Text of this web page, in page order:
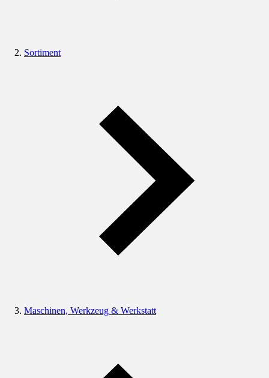
Sortiment
Maschinen, Werkzeug & Werkstatt